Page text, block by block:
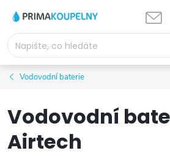
obsah
Vodovodní baterie
Vodovodní
Airtech